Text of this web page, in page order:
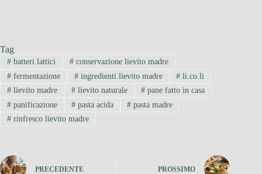
Tag
#batteri lattici #conservazione lievito madre
#fermentazione #ingredienti lievito madre # li.co.li
#lievito madre #lievito naturale # pane fatto in casa
#panificazione #pasta acida # pasta madre
#rinfresco lievito madre
PRECEDENTE PROSSIMO